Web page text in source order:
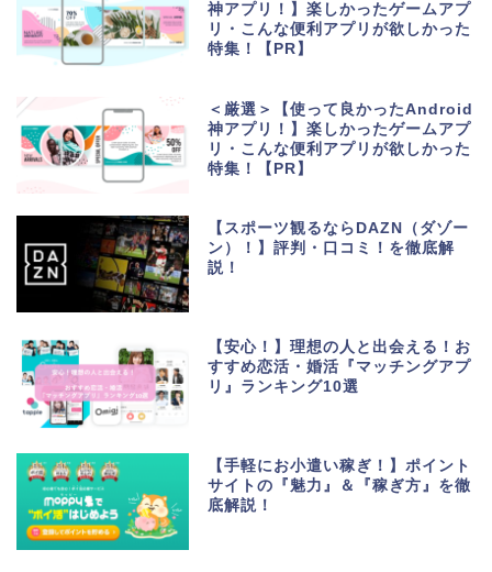
神アプリ！】楽しかったゲームアプ
リ・こんな便利アプリが欲しかった
特集！【PR】
＜厳選＞【使って良かったAndroid
神アプリ！】楽しかったゲームアプ
リ・こんな便利アプリが欲しかった
特集！【PR】
【スポーツ観るならDAZN（ダゾー
ン）！】評判・口コミ！を徹底解
説！
【安心！】理想の人と出会える！お
すすめ恋活・婚活『マッチングアプ
リ』ランキング10選
【手軽にお小遣い稼ぎ！】ポイント
サイトの『魅力』＆『稼ぎ方』を徹
底解説！
生活便利アプリ・ゲーム
アプリ
ポイントサイト・お小遣
美容・健康・マッチング
動画・マンガ配信サービ